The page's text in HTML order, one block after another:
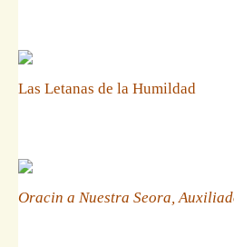
Las Letanas de la Humildad
Oracin a Nuestra Seora,